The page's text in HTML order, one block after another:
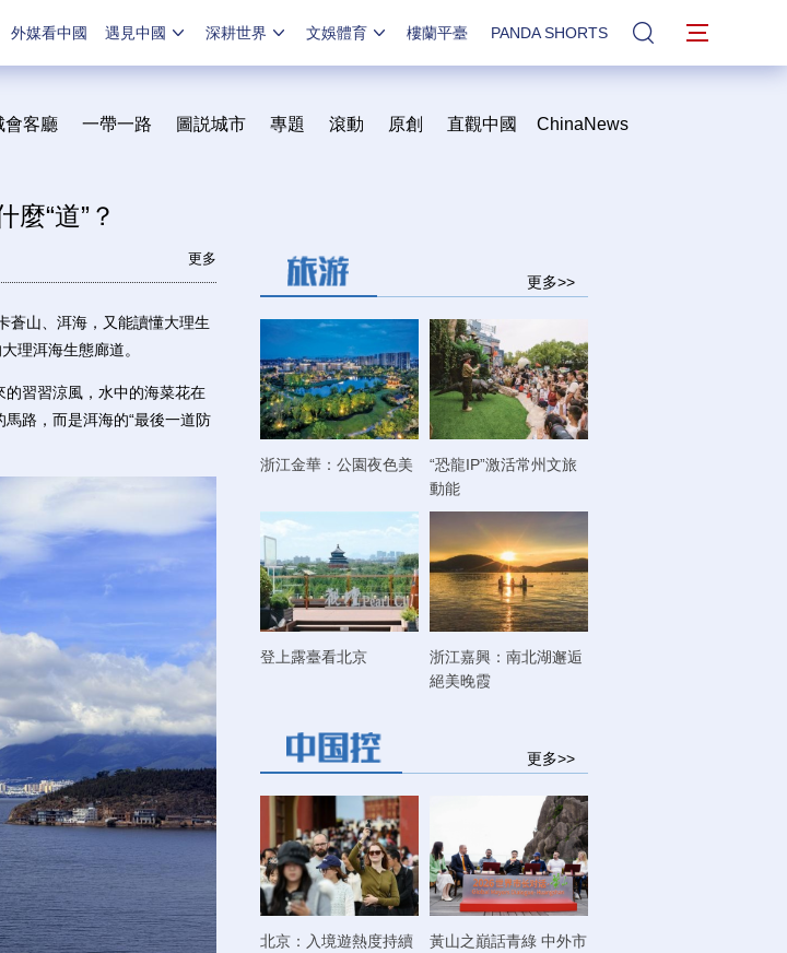
外媒看中國 遇見中國 深耕世界 文娛體育 樓蘭平臺 PANDA SHORTS 站內搜索
會客廳 一帶一路 圖説城市 專題 滾動 原創 直觀中國 ChinaNews
麼“道”？
更多
山、洱海，又能讀懂大理生
理洱海生態廊道。
習習涼風，水中的海菜花在
路，而是洱海的“最後一道防
更多>>
浙江金華：公園夜色美
“恐龍IP”激活常州文旅
動能
登上露臺看北京
浙江嘉興：南北湖邂逅
絕美晚霞
更多>>
北京：入境遊熱度持續
黃山之巔話青綠 中外市